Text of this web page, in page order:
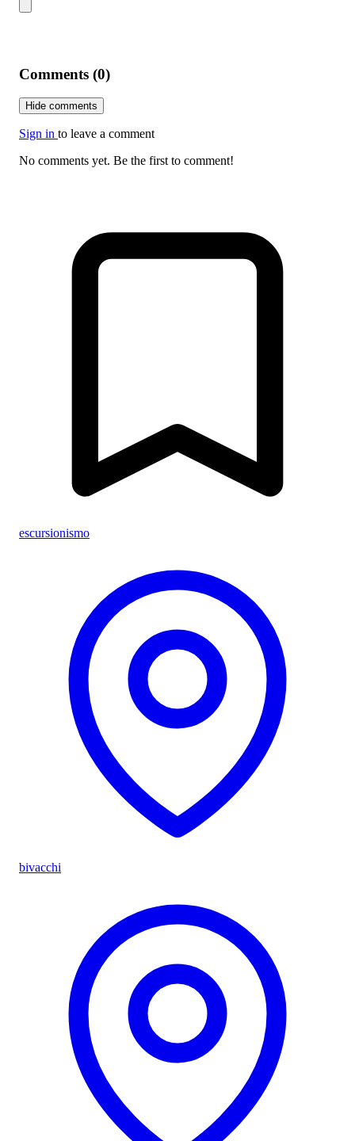
Comments (0)
Hide comments
Sign in to leave a comment
No comments yet. Be the first to comment!
escursionismo
bivacchi